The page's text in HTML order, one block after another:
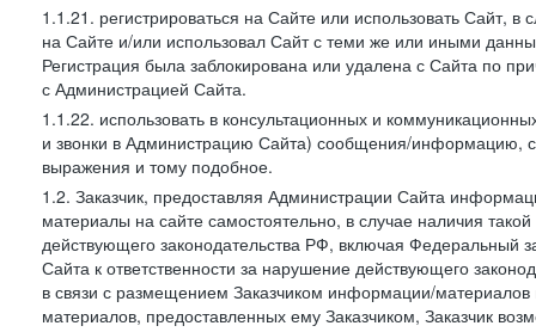
1.1.21. регистрироваться на Сайте или использовать Сайт,
на Сайте и/или использовал Сайт с теми же или иными
Регистрация была заблокирована или удалена с Сайта по
с Администрацией Сайта.
1.1.22. использовать в консультационных и
и звонки в Администрацию Сайта) сообщения/информацию,
выражения и тому подобное.
1.2. Заказчик, предоставляя Администрации Сайта
материалы на сайте самостоятельно, в случае наличия
действующего законодательства РФ, включая
Сайта к ответственности за нарушение действующего
в связи с размещением Заказчиком информации/
материалов, предоставленных ему Заказчиком, Заказчик